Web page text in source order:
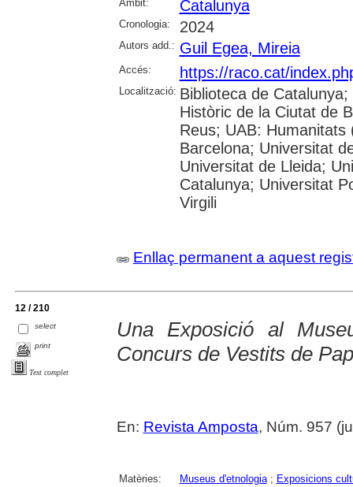
Àmbit: Catalunya
Cronologia: 2024
Autors add.: Guil Egea, Mireia
Accés: https://raco.cat/
Localització: Biblioteca de
Històric de la Ciutat de
Reus; UAB:
Barcelona; Universitat
Universitat de Lleida;
Catalunya; Universitat
Virgili
Enllaç permanent a aquest
12 / 210
select
print
Text complet
Una Exposició al
Concurs de Vestits de
En: Revista Amposta, Núm. 957
Matèries: Museus d'etnologia; Exposicions